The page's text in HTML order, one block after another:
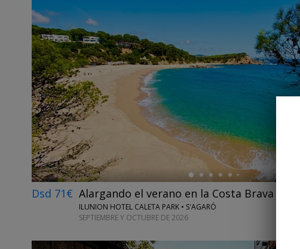
←
Dsd 71€ Alargando el verano en la Costa Brava
ILUNION HOTEL CALETA PARK • S'AGARÓ
SEPTIEMBRE Y OCTUBRE DE 2026